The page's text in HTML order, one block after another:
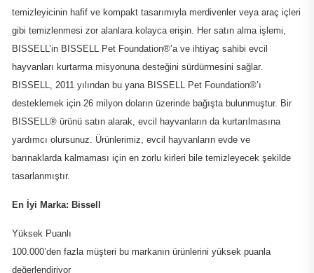
temizleyicinin hafif ve kompakt tasarımıyla merdivenler veya araç içleri
gibi temizlenmesi zor alanlara kolayca erişin. Her satın alma işlemi,
BISSELL’in BISSELL Pet Foundation®’a ve ihtiyaç sahibi evcil
hayvanları kurtarma misyonuna desteğini sürdürmesini sağlar.
BISSELL, 2011 yılından bu yana BISSELL Pet Foundation®’ı
desteklemek için 26 milyon doların üzerinde bağışta bulunmuştur. Bir
BISSELL® ürünü satın alarak, evcil hayvanların da kurtarılmasına
yardımcı olursunuz. Ürünlerimiz, evcil hayvanların evde ve
barınaklarda kalmaması için en zorlu kirleri bile temizleyecek şekilde
tasarlanmıştır.
En İyi Marka: Bissell
Yüksek Puanlı
100.000’den fazla müşteri bu markanın ürünlerini yüksek puanla
değerlendiriyor